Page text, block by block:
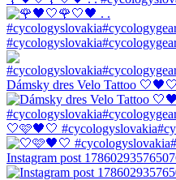
Dámsky dres Velo Tattoo
🤍🩷🖤🤍
Instagram post